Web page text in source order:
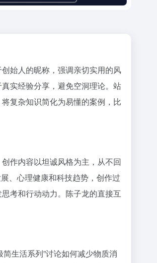
始人的昵称，强调亲切实用的风
实经验分享，避免空洞理论。站
复杂知识简化为易懂的案例，比
作内容以坦诚风格为主，从不回
、心理健康和科技趋势，创作过
考和行动动力。陈子龙的直接互
生活系列”讨论如何减少物质消